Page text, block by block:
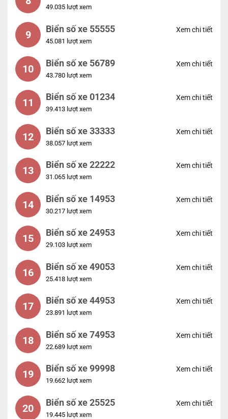
49.035 lượt xem
9 Biển số xe 55555
45.081 lượt xem
Xem chi tiết
10 Biển số xe 56789
43.780 lượt xem
Xem chi tiết
11 Biển số xe 01234
39.413 lượt xem
Xem chi tiết
12 Biển số xe 33333
38.057 lượt xem
Xem chi tiết
13 Biển số xe 22222
31.065 lượt xem
Xem chi tiết
14 Biển số xe 14953
30.217 lượt xem
Xem chi tiết
15 Biển số xe 24953
29.103 lượt xem
Xem chi tiết
16 Biển số xe 49053
25.418 lượt xem
Xem chi tiết
17 Biển số xe 44953
23.891 lượt xem
Xem chi tiết
18 Biển số xe 74953
22.689 lượt xem
Xem chi tiết
19 Biển số xe 99998
19.662 lượt xem
Xem chi tiết
20 Biển số xe 25525
19.445 lượt xem
Xem chi tiết